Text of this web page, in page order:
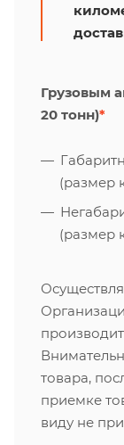
Грузовым
20 тонн)*
(размер
(размер
товара,
приемке
виду не